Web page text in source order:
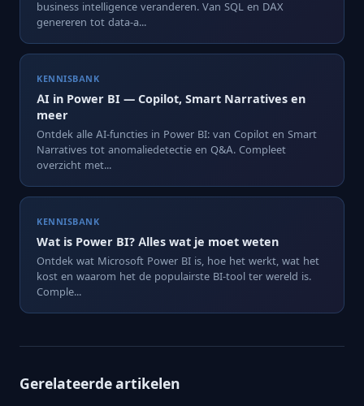
business intelligence veranderen. Van SQL en DAX
genereren tot data-a...
KENNISBANK
AI in Power BI — Copilot, Smart Narratives en
meer
Ontdek alle AI-functies in Power BI: van Copilot en Smart
Narratives tot anomaliedetectie en Q&A. Compleet
overzicht met...
KENNISBANK
Wat is Power BI? Alles wat je moet weten
Ontdek wat Microsoft Power BI is, hoe het werkt, wat het
kost en waarom het de populairste BI-tool ter wereld is.
Comple...
Gerelateerde artikelen